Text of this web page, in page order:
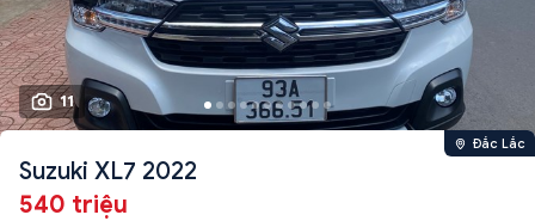
11
Đắc Lắc
Suzuki XL7 2022
540 triệu